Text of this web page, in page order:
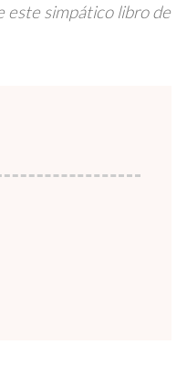
este simpático libro de